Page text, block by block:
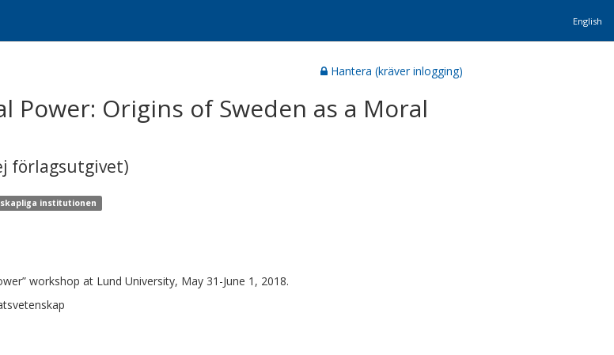
English
Hantera (kräver inlogging)
Power: Origins of Sweden as a Moral
förlagsutgivet)
institutionen
workshop at Lund University, May 31-June 1, 2018.